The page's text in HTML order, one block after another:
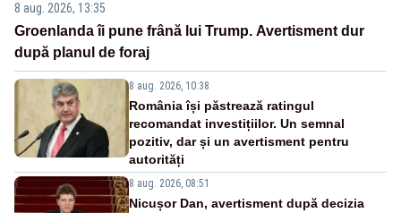
8 aug. 2026, 13:35
Groenlanda îi pune frână lui Trump. Avertisment dur
după planul de foraj
8 aug. 2026, 10:38
România își păstrează ratingul
recomandat investițiilor. Un semnal
pozitiv, dar și un avertisment pentru
autorități
8 aug. 2026, 08:51
Nicușor Dan, avertisment după decizia